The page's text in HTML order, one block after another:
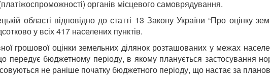
органів місцевого самоврядування.
області відповідно до статті 13 Закону України “Про оцінку
у всіх 417 населених пунктів.
грошової оцінки земельних ділянок розташованих у межах
бюджетному періоду, в якому планується застосування
не раніше початку бюджетного періоду, що настає за